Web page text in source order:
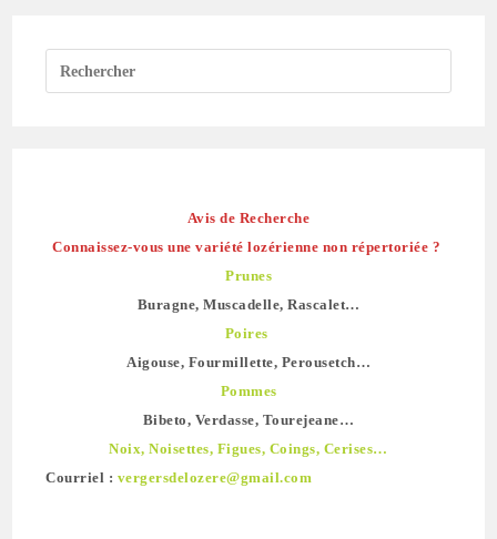
Avis de Recherche
Connaissez-vous une variété lozérienne non répertoriée ?
Prunes
Buragne, Muscadelle, Rascalet…
Poires
Aigouse, Fourmillette, Perousetch…
Pommes
Bibeto, Verdasse, Tourejeane…
Noix, Noisettes, Figues, Coings, Cerises…
Courriel : vergersdelozere@gmail.com